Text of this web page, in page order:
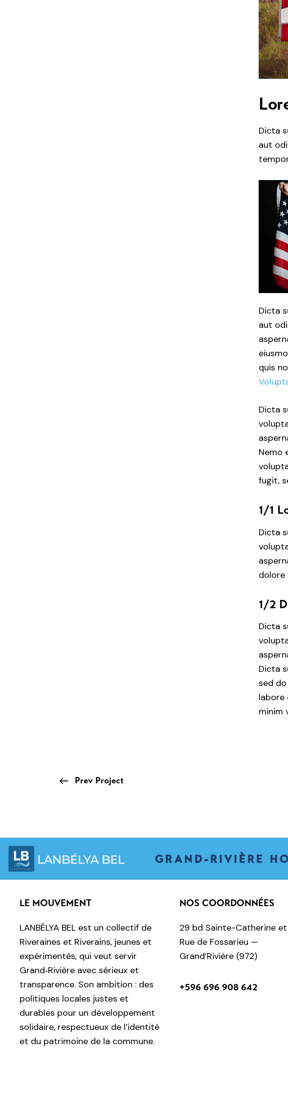
Dicta
aut
Dicta
aut
quis
Dicta
Nemo
fugit,
1/1
Dicta
dolore
1/2
Dicta
Dicta
sed
labore
minim
Prev Project
GRAND-RIVIÈRE
LE MOUVEMENT
LANBÉLYA BEL est un collectif de
Riveraines et Riverains, jeunes et
expérimentés, qui veut servir
Grand‑Rivière avec sérieux et
transparence. Son ambition : des
politiques locales justes et
durables pour un développement
solidaire, respectueux de l’identité
et du patrimoine de la commune.
NOS COORDONNÉES
29 bd Sainte-Catherine et
Rue de Fossarieu —
Grand’Rivière (972)
+596 696 908 642